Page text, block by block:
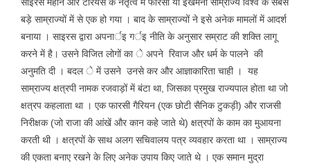
बड़े साम्राज्यों में से एक हो गया । बाद के साम्राज्यों ने इसे अनेक मामलों में आदर्श
बनाया । साइरस द्वारा अपनार्इ गर्इ नीति के अनुसार सम्राट की शक्ति लागू
करने में है। उसने विजित लोगों का े अपने रिवाज और धर्म के पालने की
अनुमति दी । बदल े में उसने उनसे कर और आज्ञाकारिता चाही । यह
साम्राज्य क्षत्रपी नामक रजवाड़ों में बंटा था, जिसका प्रमुख राज्यपाल होता था जो
क्षत्रप कहलाता था । एक फारसी गैरियन (एक छोटी सैनिक टुकड़ी) और राजसी
निरीक्षक (जो राजा की आंखें और कान कहे जाते थे) क्षत्रपों के काम का मुआयना
करती थी । क्षत्रपों के साथ अलग सचिवालय पत्र व्यवहार करता था । साम्राज्य
की एकता बनाए रखने के लिए अनेक उपाय किए जाते थे । एक समान मुद्रा